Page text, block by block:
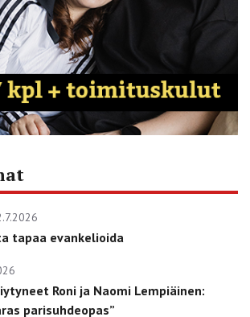
tapaa evankelioida
Roni ja Naomi Lempiäinen:
parisuhdeopas”